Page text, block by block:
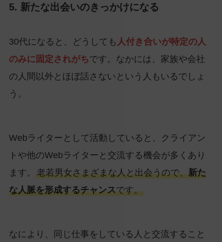
5. 新たな出会いのきっかけになる
30代になると、どうしても 人付き合いが特定の人
のみに固定されがちです。なかには、家族や会社
の人間以外とほぼ話さないという人もいるでしょ
う。
Webライターとして活動していると、クライアン
トや他のWebライターと交流する機会が多くあり
ます。 老若男女さまざまな人と出会うので、新た
な人脈を形成するチャンスです。
なにより、同じ仕事をしている人と交流すること